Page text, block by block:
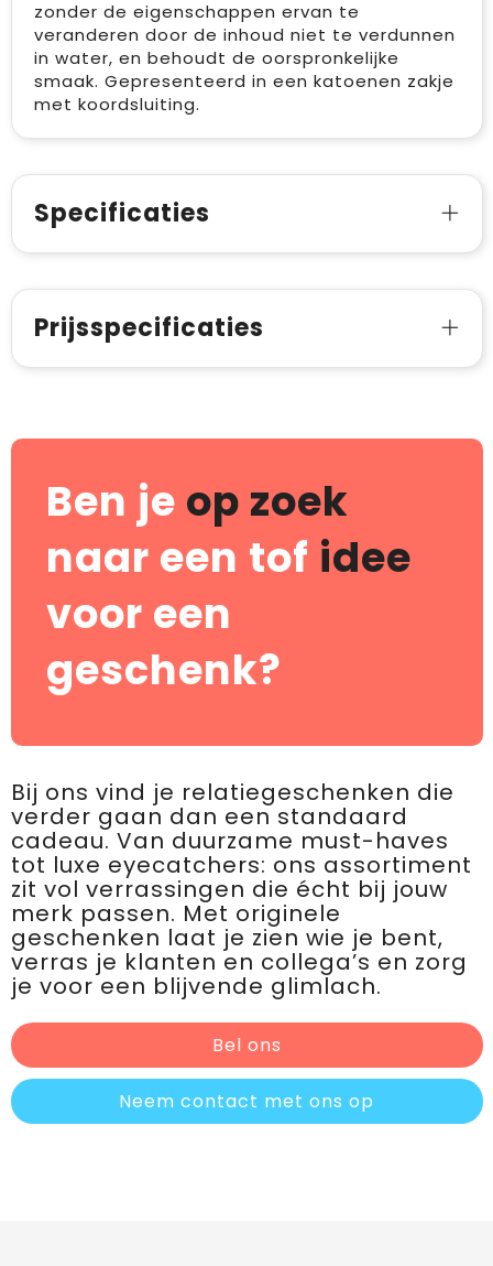
zonder de eigenschappen ervan te
veranderen door de inhoud niet te verdunnen
in water, en behoudt de oorspronkelijke
smaak. Gepresenteerd in een katoenen zakje
met koordsluiting.
Specificaties
Prijsspecificaties
Ben je op zoek
naar een tof idee
voor een
geschenk?
Bij ons vind je relatiegeschenken die
verder gaan dan een standaard
cadeau. Van duurzame must-haves
tot luxe eyecatchers: ons assortiment
zit vol verrassingen die écht bij jouw
merk passen. Met originele
geschenken laat je zien wie je bent,
verras je klanten en collega’s en zorg
je voor een blijvende glimlach.
Bel ons
Neem contact met ons op